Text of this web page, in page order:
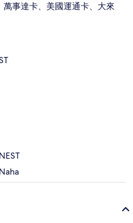
萬事達卡、美國運通卡、大來